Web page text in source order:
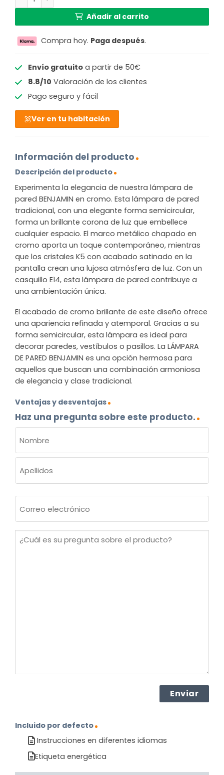
Añadir al carrito
Compra hoy. Paga después.
Envío gratuitoa partir de 50€
8.8/10 Valoración de los clientes
Pago seguro y fácil
Ver en tu habitación
Información del producto
Descripción del producto
Experimenta la elegancia de nuestra lámpara de
pared BENJAMIN en cromo. Esta lámpara de pared
tradicional, con una elegante forma semicircular,
forma un brillante corona de luz que embellece
cualquier espacio. El marco metálico chapado en
cromo aporta un toque contemporáneo, mientras
que los cristales K5 con acabado satinado en la
pantalla crean una lujosa atmósfera de luz. Con un
casquillo E14, esta lámpara de pared contribuye a
una ambientación única.
El acabado de cromo brillante de este diseño ofrece
una apariencia refinada y atemporal. Gracias a su
forma semicircular, esta lámpara es ideal para
decorar paredes, vestíbulos o pasillos. La LÁMPARA
DE PARED BENJAMIN es una opción hermosa para
aquellos que buscan una combinación armoniosa
de elegancia y clase tradicional.
Ventajas y desventajas
Haz una pregunta sobre este producto.
(OBLIGATORIO)
Nombre
electrónico
¿Cuál
Incluido por defecto
Instrucciones en diferentes idiomas
Etiqueta energética